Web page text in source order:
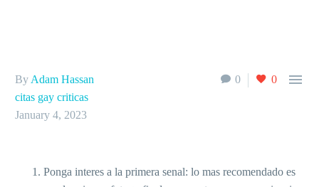
0 0 
By Adam Hassan
citas gay criticas
January 4, 2023
Ponga interes a la primera senal: lo mas recomendado es